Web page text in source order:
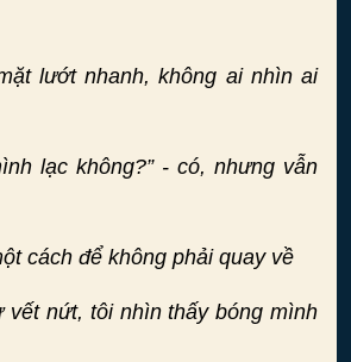
lướt nhanh, không ai nhìn ai
lạc không?” - có, nhưng vẫn
cách để không phải quay về
vết nứt, tôi nhìn thấy bóng mình